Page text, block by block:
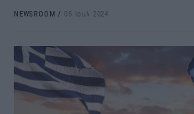
NEWSROOM / 05 Ιουλ 2024